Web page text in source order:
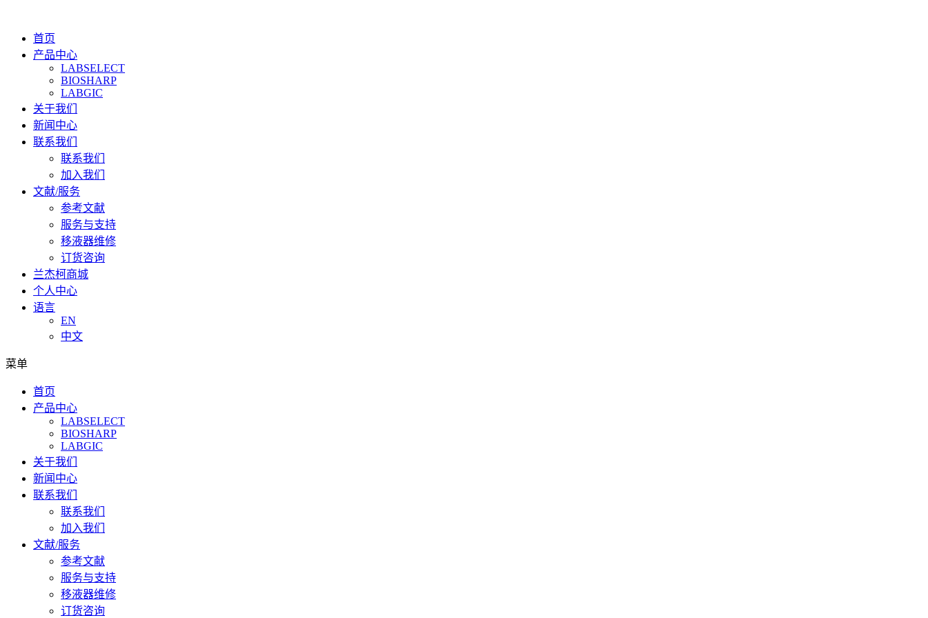
首页
产品中心
LABSELECT
BIOSHARP
LABGIC
关于我们
新闻中心
联系我们
联系我们
加入我们
文献/服务
参考文献
服务与支持
移液器维修
订货咨询
兰杰柯商城
个人中心
语言
EN
中文
菜单
首页
产品中心
LABSELECT
BIOSHARP
LABGIC
关于我们
新闻中心
联系我们
联系我们
加入我们
文献/服务
参考文献
服务与支持
移液器维修
订货咨询